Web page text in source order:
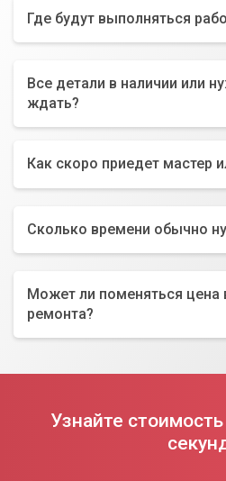
Где будут выполняться
Все детали в наличии или
ждать?
Как скоро приедет мастер
Сколько времени обычно
Может ли поменяться цена
ремонта?
Узнайте